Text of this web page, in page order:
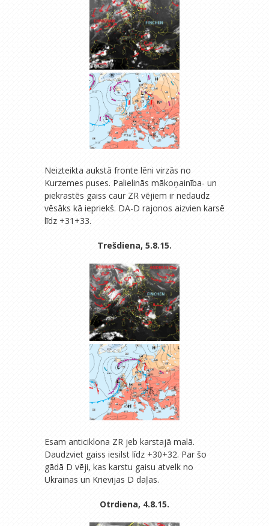
Neizteikta aukstā fronte lēni virzās no
Kurzemes puses. Palielinās mākoņainība- un
piekrastēs gaiss caur ZR vējiem ir nedaudz
vēsāks kā iepriekš. DA-D rajonos aizvien karsē
līdz +31+33.
Trešdiena, 5.8.15.
Esam anticiklona ZR jeb karstajā malā.
Daudzviet gaiss iesilst līdz +30+32. Par šo
gādā D vēji, kas karstu gaisu atvelk no
Ukrainas un Krievijas D daļas.
Otrdiena, 4.8.15.